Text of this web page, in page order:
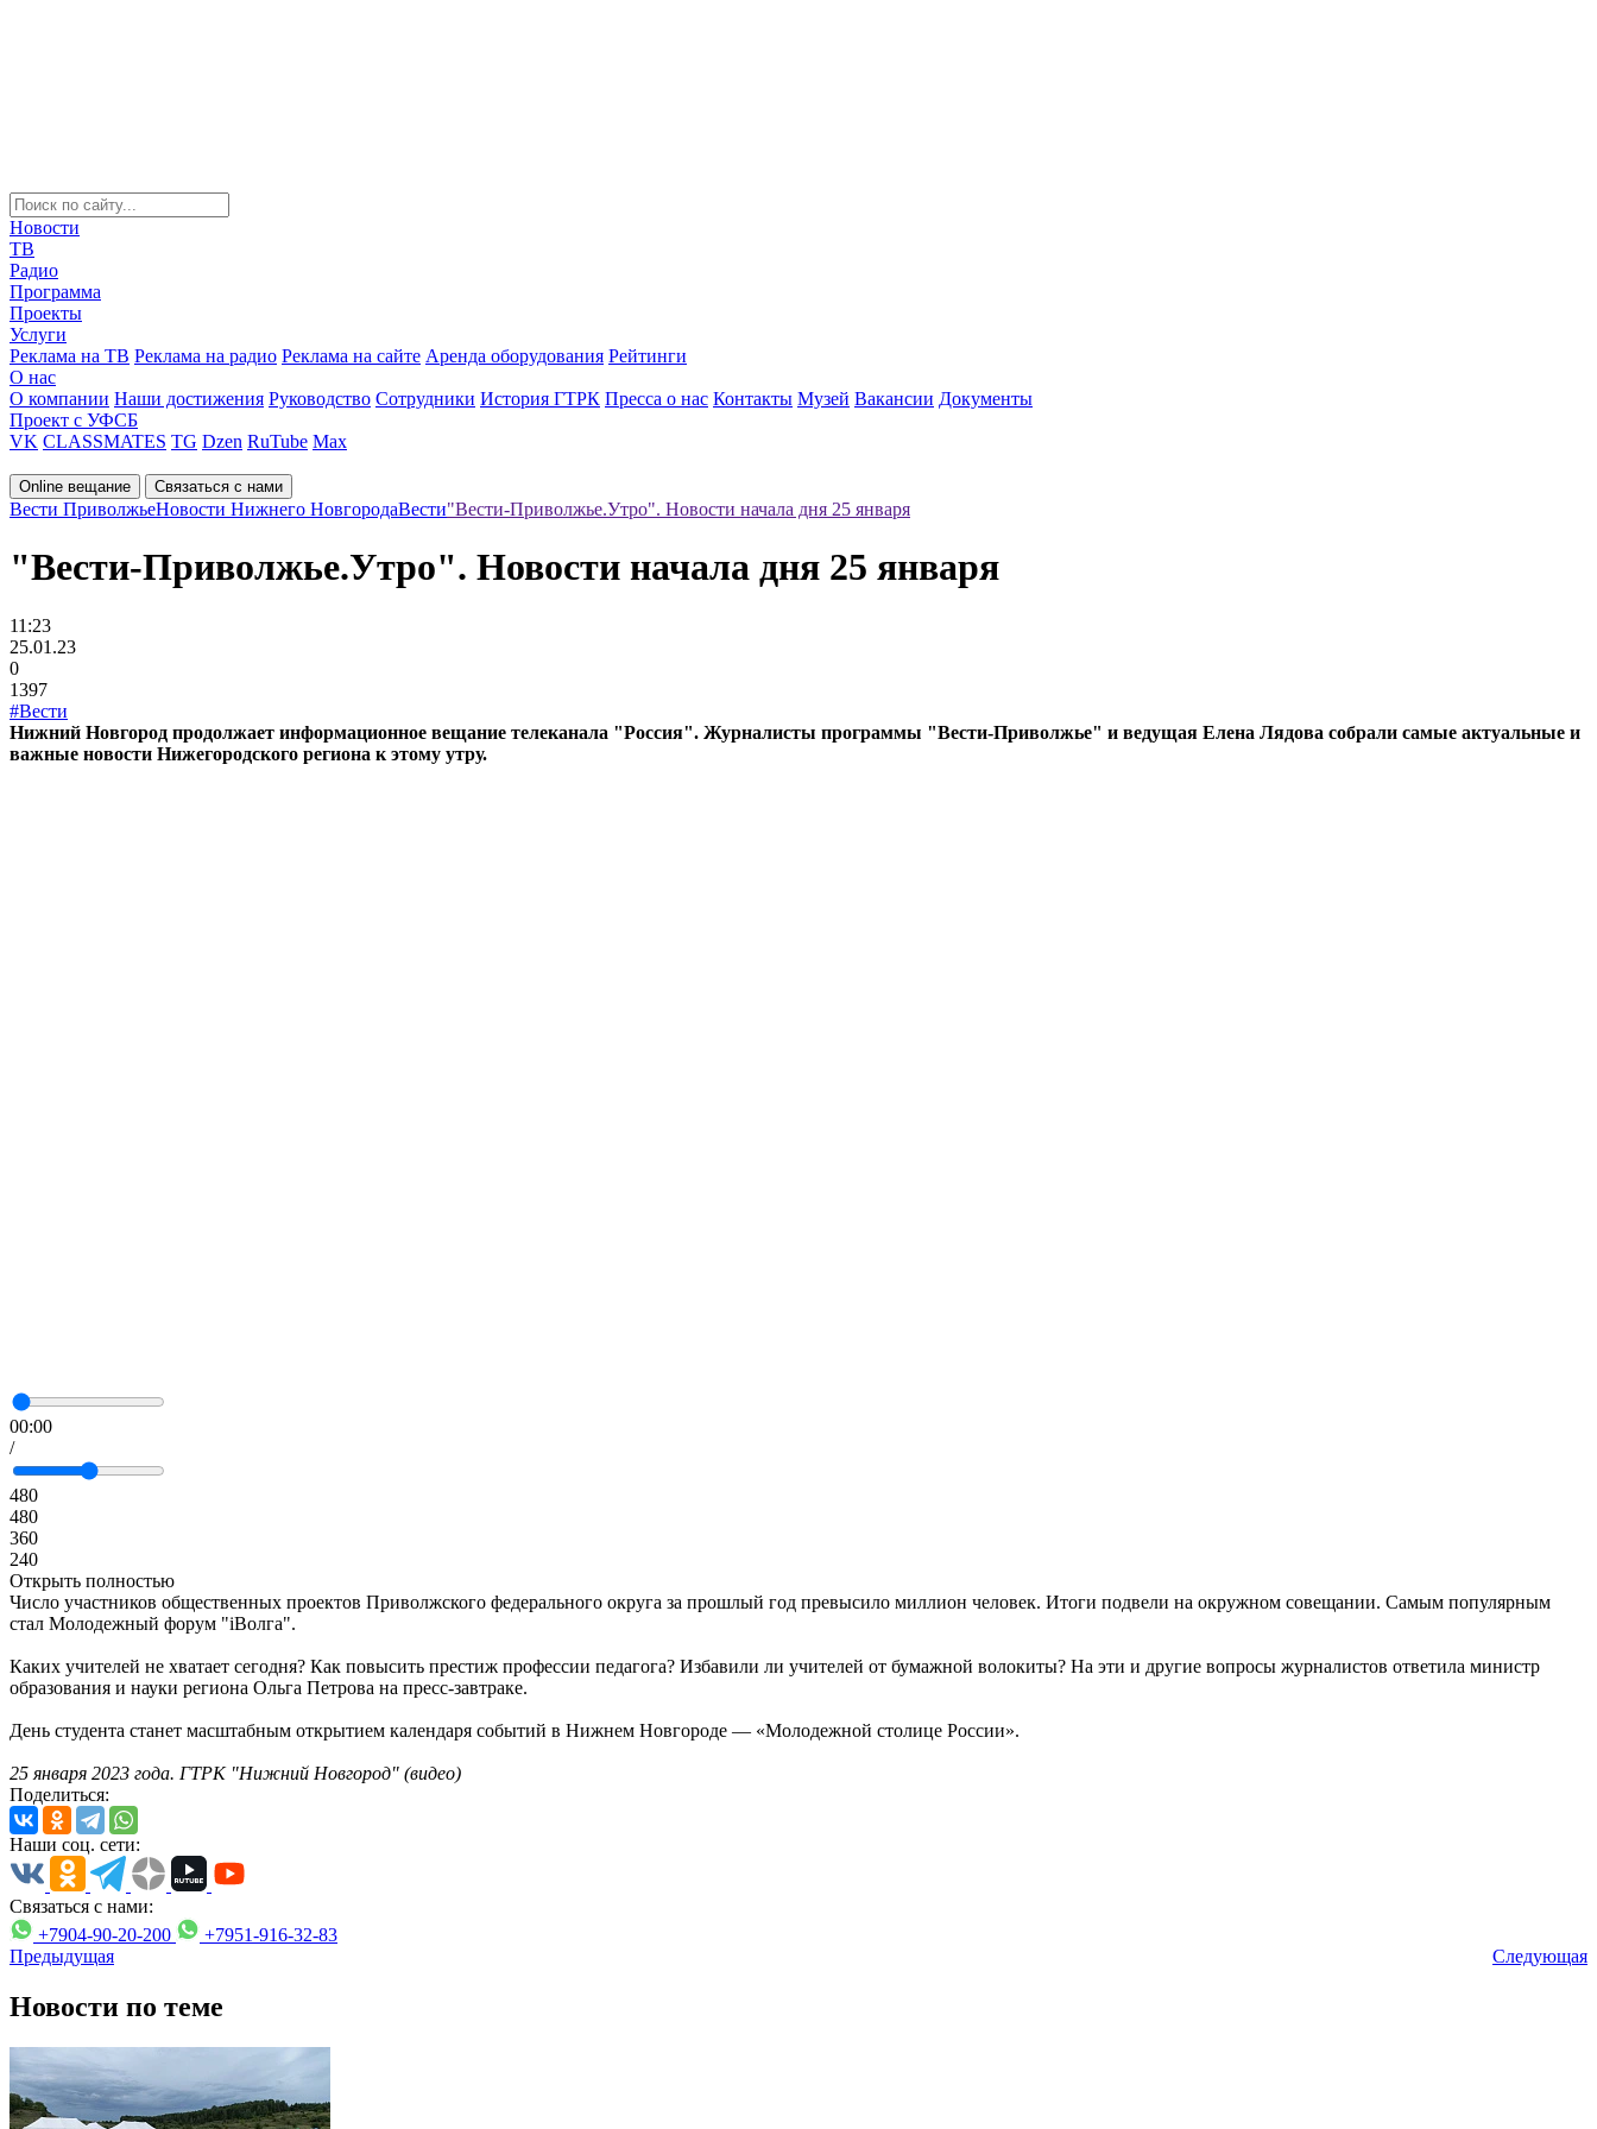
Новости
ТВ
Радио
Программа
Проекты
Услуги
Реклама на ТВ Реклама на радио Реклама на сайте Аренда оборудования Рейтинги
О нас
О компании Наши достижения Руководство Сотрудники История ГТРК Пресса о нас Контакты Музей Вакансии Документы
Проект с УФСБ
VK CLASSMATES TG Dzen RuTube Max
Online вещание Связаться с нами
Вести ПриволжьеНовости Нижнего НовгородаВести"Вести-Приволжье.Утро". Новости начала дня 25 января
"Вести-Приволжье.Утро". Новости начала дня 25 января
11:23
25.01.23
0
1397
#Вести
Нижний Новгород продолжает информационное вещание телеканала "Россия". Журналисты программы "Вести-Приволжье" и ведущая Елена Лядова собрали самые актуальные и
важные новости Нижегородского региона к этому утру.
00:00
/
480
480
360
240
Открыть полностью
Число участников общественных проектов Приволжского федерального округа за прошлый год превысило миллион человек. Итоги подвели на окружном совещании. Самым популярным
стал Молодежный форум "iВолга".
Каких учителей не хватает сегодня? Как повысить престиж профессии педагога? Избавили ли учителей от бумажной волокиты? На эти и другие вопросы журналистов ответила министр
образования и науки региона Ольга Петрова на пресс-завтраке.
День студента станет масштабным открытием календаря событий в Нижнем Новгороде — «Молодежной столице России».
25 января 2023 года. ГТРК "Нижний Новгород" (видео)
Поделиться:
Наши соц. сети:
Связаться с нами:
+7904-90-20-200
+7951-916-32-83
Предыдущая
Следующая
Новости по теме